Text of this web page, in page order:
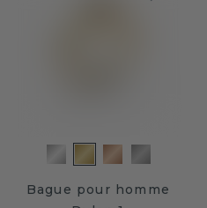
Bague pour homme